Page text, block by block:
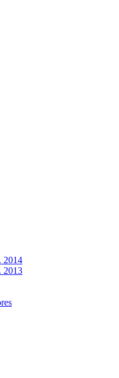
2014
2013